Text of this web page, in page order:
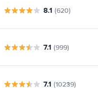
8.1 (620)
7.1 (999)
7.1 (10239)